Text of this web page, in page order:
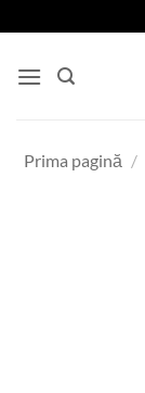
to
content
Prima pagină /